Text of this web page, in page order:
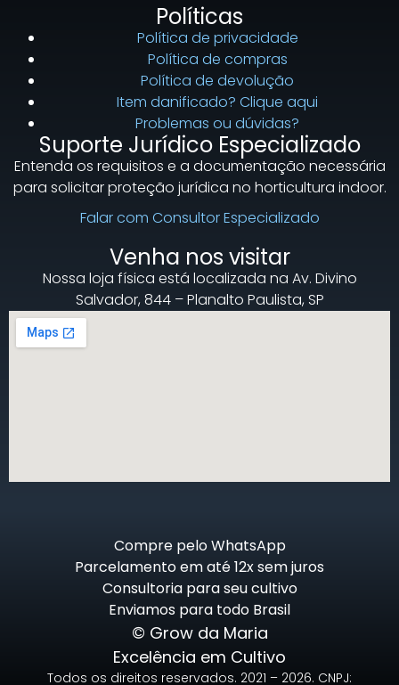
Políticas
Política de privacidade
Política de compras
Política de devolução
Item danificado? Clique aqui
Problemas ou dúvidas?
Suporte Jurídico Especializado
Entenda os requisitos e a documentação necessária
para solicitar proteção jurídica no horticultura indoor.
Falar com Consultor Especializado
Venha nos visitar
Nossa loja física está localizada na Av. Divino
Salvador, 844 – Planalto Paulista, SP
Compre pelo WhatsApp
Parcelamento em até 12x sem juros
Consultoria para seu cultivo
Enviamos para todo Brasil
© Grow da Maria
Excelência em Cultivo
Todos os direitos reservados. 2021 – 2026. CNPJ: